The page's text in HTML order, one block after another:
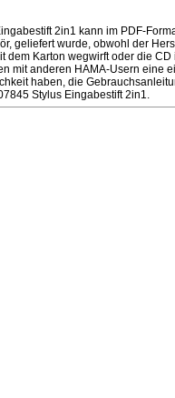
2in1 kann im PDF-
geliefert wurde, obwohl der
Karton wegwirft oder die
mit anderen HAMA-Usern eine
haben, die
Stylus Eingabestift 2in1.